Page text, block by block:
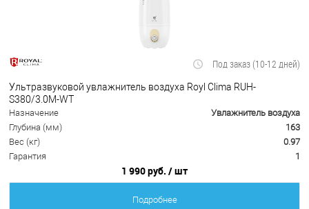
Под заказ (10-12 дней)
Ультразвуковой увлажнитель воздуха Royl Clima RUH-
S380/3.0M-WT
Назначение
Увлажнитель воздуха
Глубина (мм)
163
Вес (кг)
0.97
Гарантия
1
1 990 руб. / шт
Подробнее